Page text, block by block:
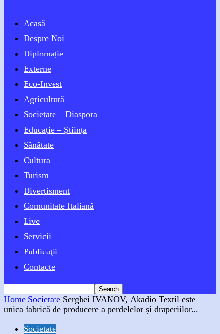
Acasă
Despre Noi
Diplomație
Externe
Eco-Invest
Agricultură
Societate – Diaspora
Educație – Știința
Sănătate
Cultura
Turism
Divertisment
Comunitate Italiană
Live
Servicii
Publicaţii
Contacte
Home Societate Serghei IVANOV, Akadio Textil este
unica fabrică de producere a perdelelor și draperiilor...
Societate